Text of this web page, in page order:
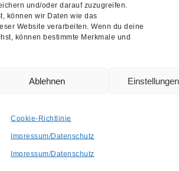
und/oder darauf zuzugreifen.
können wir Daten wie das
Website verarbeiten. Wenn du deine
können bestimmte Merkmale und
Ablehnen
Cookie-Richtlinie
Impressum/Datenschutz
Impressum/Datenschutz